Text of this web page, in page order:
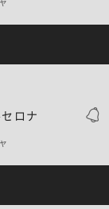
ロナ